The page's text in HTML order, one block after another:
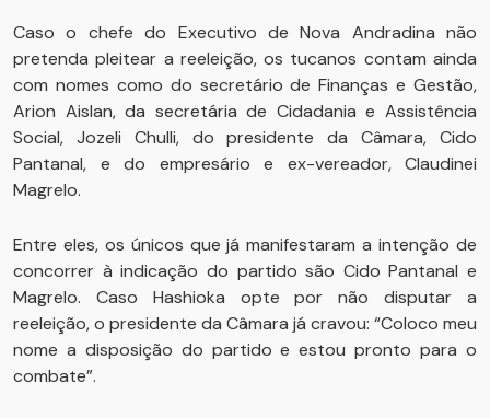
Caso o chefe do Executivo de Nova Andradina não
pretenda pleitear a reeleição, os tucanos contam ainda
com nomes como do secretário de Finanças e Gestão,
Arion Aislan, da secretária de Cidadania e Assistência
Social, Jozeli Chulli, do presidente da Câmara, Cido
Pantanal, e do empresário e ex-vereador, Claudinei
Magrelo.
Entre eles, os únicos que já manifestaram a intenção de
concorrer à indicação do partido são Cido Pantanal e
Magrelo. Caso Hashioka opte por não disputar a
reeleição, o presidente da Câmara já cravou: “Coloco meu
nome a disposição do partido e estou pronto para o
combate”.